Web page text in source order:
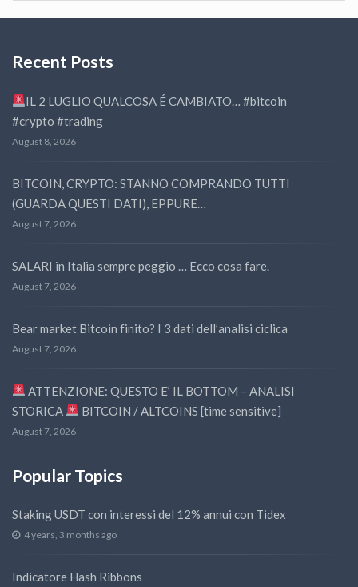
Recent Posts
IL 2 LUGLIO QUALCOSA É CAMBIATO… #bitcoin
#crypto #trading
August 8, 2026
BITCOIN, CRYPTO: STANNO COMPRANDO TUTTI
(GUARDA QUESTI DATI), EPPURE…
August 7, 2026
SALARI in Italia sempre peggio … Ecco cosa fare.
August 7, 2026
Bear market Bitcoin finito? I 3 dati dell’analisi ciclica
August 7, 2026
ATTENZIONE: QUESTO E’ IL BOTTOM – ANALISI
STORICA
BITCOIN / ALTCOINS [time sensitive]
August 7, 2026
Popular Topics
Staking USDT con interessi del 12% annui con Tidex
4 years, 3 months ago
Indicatore Hash Ribbons